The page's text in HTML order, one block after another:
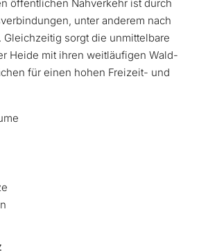
öffentlichen Nahverkehr ist durch
unter anderem nach
Gleichzeitig sorgt die unmittelbare
Heide mit ihren weitläufigen Wald-
für einen hohen Freizeit- und